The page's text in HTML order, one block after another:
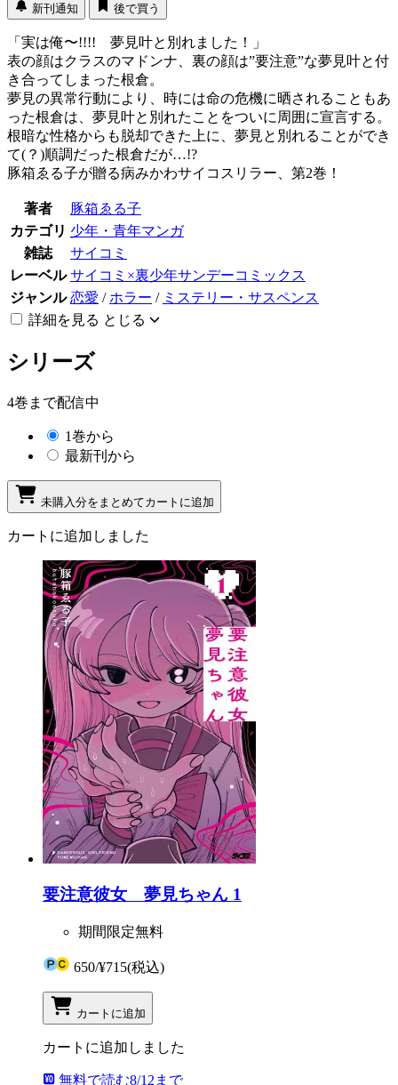
新刊通知 後で買う
「実は俺〜!!!! 夢見叶と別れました！」
表の顔はクラスのマドンナ、裏の顔は”要注意”な夢見叶と付
き合ってしまった根倉。
夢見の異常行動により、時には命の危機に晒されることもあ
った根倉は、夢見叶と別れたことをついに周囲に宣言する。
根暗な性格からも脱却できた上に、夢見と別れることができ
て(？)順調だった根倉だが…!?
豚箱ゑる子が贈る病みかわサイコスリラー、第2巻！
著者
豚箱ゑる子
カテゴリ 少年・青年マンガ
雑誌
サイコミ
レーベル サイコミ×裏少年サンデーコミックス
ジャンル 恋愛 / ホラー / ミステリー・サスペンス
詳細を見る とじる
シリーズ
4巻まで配信中
1巻から
最新刊から
未購入分をまとめてカートに追加
カートに追加しました
要注意彼女 夢見ちゃん 1
期間限定無料
650/¥715(税込)
カートに追加
カートに追加しました
無料で読む8/12まで